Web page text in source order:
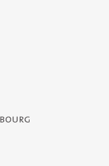
- Service